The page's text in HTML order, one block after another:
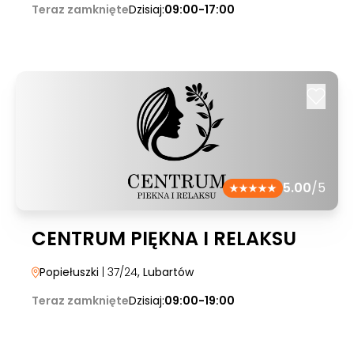
Teraz zamknięteDzisiaj:09:00-17:00
5.00/5
CENTRUM PIĘKNA I RELAKSU
Popiełuszki | 37/24, Lubartów
Teraz zamknięteDzisiaj:09:00-19:00